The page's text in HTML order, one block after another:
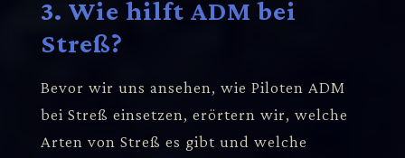
3. Wie hilft ADM bei
Streß?
Bevor wir uns ansehen, wie Piloten ADM
bei Streß einsetzen, erörtern wir, welche
Arten von Streß es gibt und welche